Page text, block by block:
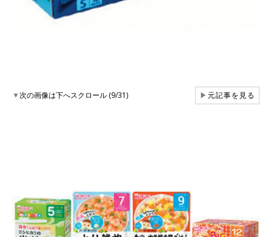
▼次の画像は下へスクロール (9/31) ▶元記事を見る